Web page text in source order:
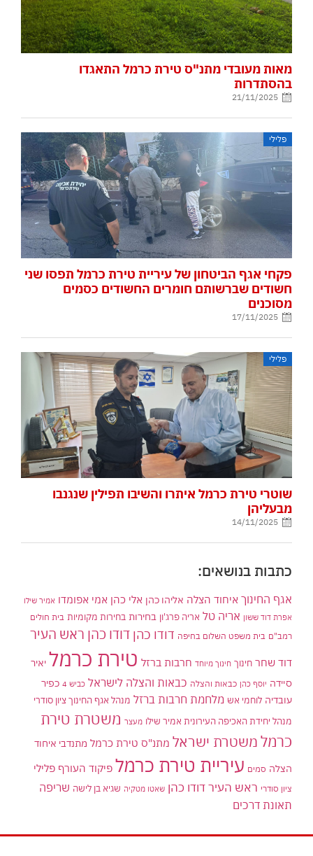
מאות מעובדי מתנ"ס טירת כרמל התאגדו
בהסתדרות
21/11/2025
פלילי
פקחי אגף הביטחון של עיריית טירת כרמל תפסו שני
חשודים שברשותם חומרים החשודים כסמים
מסוכנים
17/11/2025
פלילי
שוטרי טירת כרמל איתרו והשיבו תפילין שנגנבו
מבעליהן
14/11/2025
כתבות בנושאים:
אגף החינוך איחוד הצלה אליהו כהן אלי כהן אמי אפומדו אמיר שילו
אפרת דוד ששון אריה טל אריה פרג'ון בחירות בחירות מקומיות בית חולים
רמב"ם בית משפט השלום בחיפה דודו כהן דודו כהן ראש העיר
דוד שחר חינוך חינוך מיוחד חרבות ברזל טירת כרמל יאיר
סיידה יוסף כהן כבאות והצלה כבאות והצלה לישראל כביש 4
כפיר
עובדיה לוחמי אש מלחמת חרבות ברזל מנהל אגף החינוך ציון סודרי
מנהל יחידת האכיפה העירונית אמיר שילו מעצר משטרת טירת
כרמלמשטרת ישראל מתנ"ס טירת כרמל מתנדבי איחוד
הצלה סמים עיריית טירת כרמל פיקוד העורף פלילי
ציון סודרי ראש העיר דודו כהן שאטו מטקיה שגיא בן לישה שריפה
תאונת דרכים